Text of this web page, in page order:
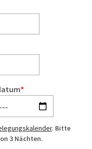
*
. Bitte
3 Nächten.